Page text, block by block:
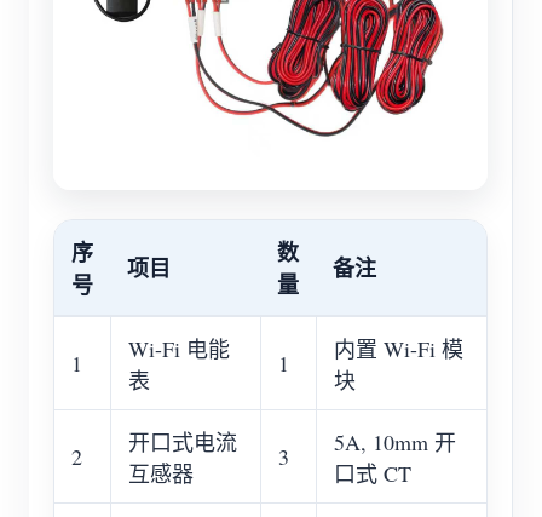
序
号
项目
数
量
备注
1
Wi-Fi 电能
表
1
内置 Wi-Fi 模
块
2
开口式电流
互感器
3
5A, 10mm 开
口式 CT